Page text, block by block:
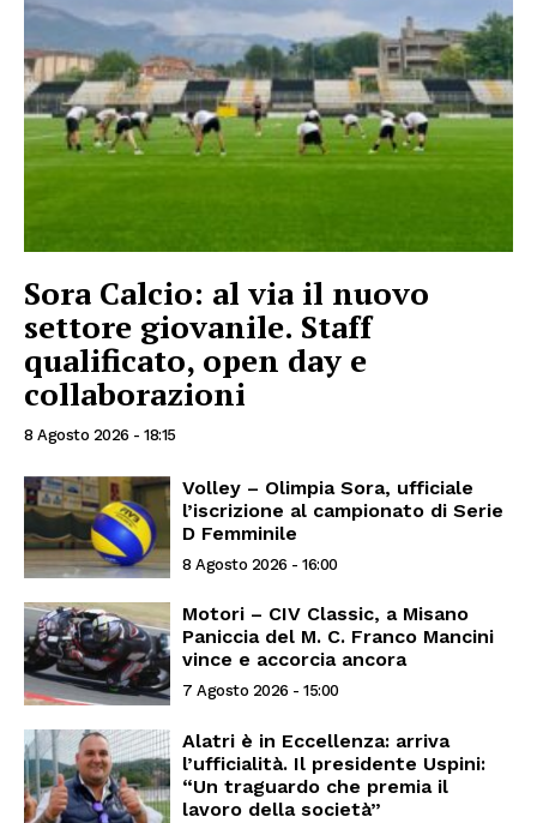
Sora Calcio: al via il nuovo
settore giovanile. Staff
qualificato, open day e
collaborazioni
8 Agosto 2026 - 18:15
Volley – Olimpia Sora, ufficiale
l’iscrizione al campionato di Serie
D Femminile
8 Agosto 2026 - 16:00
Motori – CIV Classic, a Misano
Paniccia del M. C. Franco Mancini
vince e accorcia ancora
7 Agosto 2026 - 15:00
Alatri è in Eccellenza: arriva
l’ufficialità. Il presidente Uspini:
“Un traguardo che premia il
lavoro della società”